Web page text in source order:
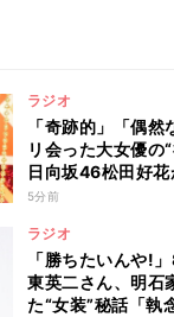
ラジオ
「奇跡的」「偶
リ会った大女優の
日向坂46松田好
える人になりたい
5分前
ラジオ
「勝ちたいんや!
東英二さん、明石
た“女装”秘話「執